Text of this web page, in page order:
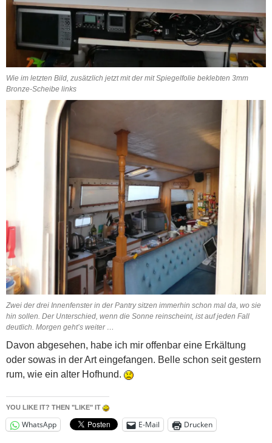
Wie im letzten Bild, zusätzlich jetzt mit der mit Spiegelfolie beklebten 3mm
Bronze-Scheibe links
Zwei der drei Innenfenster in der Pantry sitzen immerhin schon mal da, wo sie
hin sollen. Der Unterschied, wenn die Sonne reinscheint, ist auf jeden Fall
deutlich. Morgen geht’s weiter …
Davon abgesehen, habe ich mir offenbar eine Erkältung
oder sowas in der Art eingefangen. Belle schon seit gestern
rum, wie ein alter Hofhund.
YOU LIKE IT? THEN "LIKE" IT
WhatsApp E-Mail Drucken